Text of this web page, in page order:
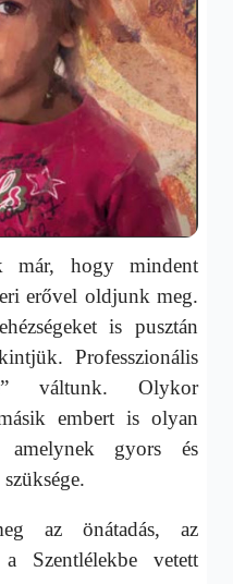
már, hogy mindent
erővel oldjunk meg.
is pusztán
Professzionális
váltunk. Olykor
embert is olyan
amelynek gyors és
az önátadás, az
Szentlélekbe vetett